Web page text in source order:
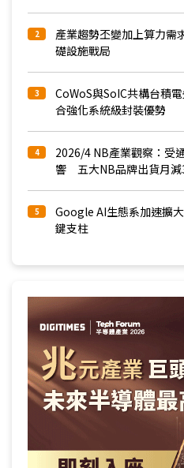
2
產業趨勢丕變加上算力
礎設施戰局
3
CoWoS與SoIC共構台積
合強化系統級封裝優勢
4
2026/4 NB產業觀察：受
響 五大NB品牌出貨月
5
Google AI生態系加速擴
鍵支柱